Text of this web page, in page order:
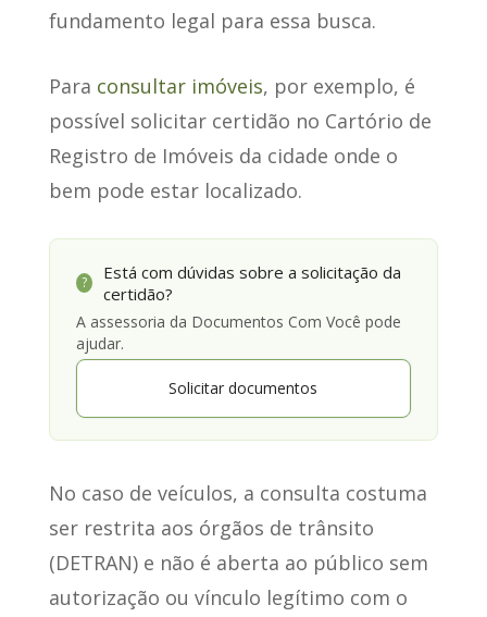
fundamento legal para essa busca.
Para consultar imóveis, por exemplo, é
possível solicitar certidão no Cartório de
Registro de Imóveis da cidade onde o
bem pode estar localizado.
?
Está com dúvidas sobre a solicitação da
certidão?
A assessoria da Documentos Com Você pode
ajudar.
Solicitar documentos
No caso de veículos, a consulta costuma
ser restrita aos órgãos de trânsito
(DETRAN) e não é aberta ao público sem
autorização ou vínculo legítimo com o